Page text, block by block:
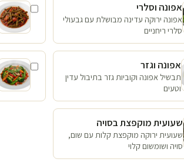
אפונה וסלרי
אפונה ירוקה עדינה מבושלת עם גבעולי
סלרי ריחניים
אפונה וגזר
תבשיל אפונה וקוביות גזר בתיבול עדין
וטעים
שעועית מוקפצת בסויה
שעועית ירוקה מוקפצת קלות עם שום,
סויה ושומשום קלוי